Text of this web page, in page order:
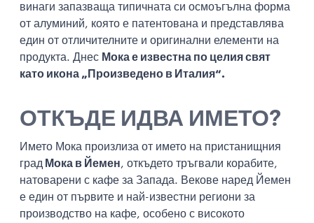
винаги запазваща типичната си осмоъгълна форма
от алуминий, която е патентована и представлява
един от отличителните и оригинални елементи на
продукта. Днес Мока е известна по целия свят
като икона „Произведено в Италия“.
ОТКЪДЕ ИДВА ИМЕТО?
Името Мока произлиза от името на пристанищния
град Мока в Йемен, откъдето тръгвали корабите,
натоварени с кафе за Запада. Векове наред Йемен
е един от първите и най-известни региони за
производство на кафе, особено с високото